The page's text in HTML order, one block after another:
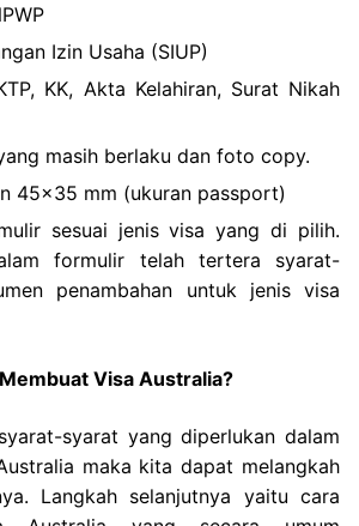
Izin Usaha (SIUP)
KK, Akta Kelahiran, Surat Nikah
masih berlaku dan foto copy.
45×35 mm (ukuran passport)
sesuai jenis visa yang di pilih.
formulir telah tertera syarat-
penambahan untuk jenis visa
Visa Australia?
syarat yang diperlukan dalam
maka kita dapat melangkah
Langkah selanjutnya yaitu cara